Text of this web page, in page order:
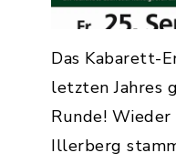
Das Kabarett-
letzten Jahres
Runde!
Illerberg